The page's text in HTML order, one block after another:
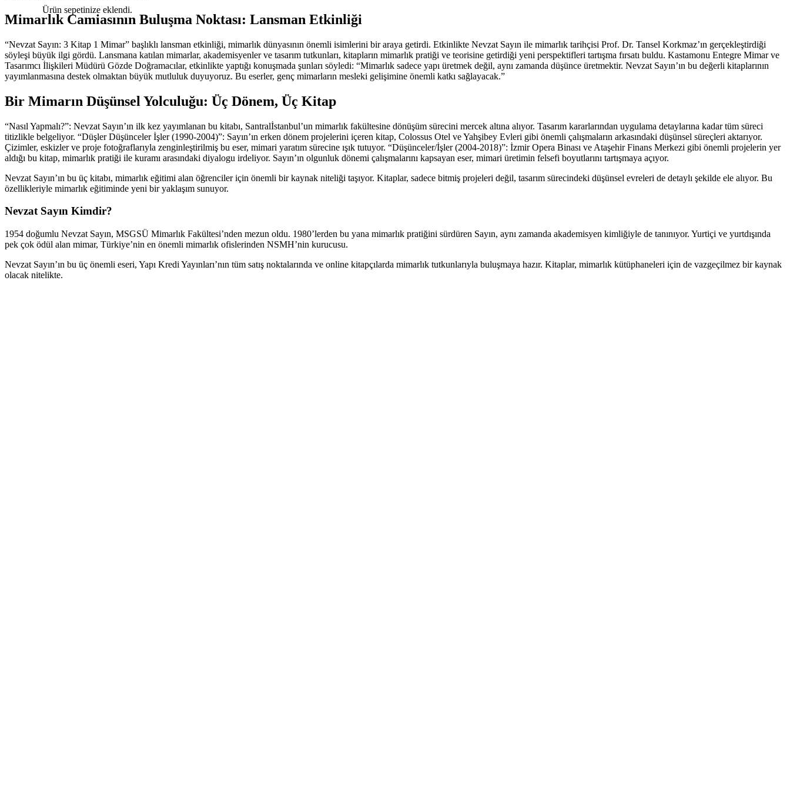
Ürün sepetinize eklendi.
Mimarlık Camiasının Buluşma Noktası: Lansman Etkinliği
“Nevzat Sayın: 3 Kitap 1 Mimar” başlıklı lansman etkinliği, mimarlık dünyasının önemli isimlerini bir araya getirdi. Etkinlikte Nevzat Sayın ile mimarlık tarihçisi Prof. Dr. Tansel Korkmaz’ın gerçekleştirdiği
söyleşi büyük ilgi gördü. Lansmana katılan mimarlar, akademisyenler ve tasarım tutkunları, kitapların mimarlık pratiği ve teorisine getirdiği yeni perspektifleri tartışma fırsatı buldu. Kastamonu Entegre Mimar ve
Tasarımcı İlişkileri Müdürü Gözde Doğramacılar, etkinlikte yaptığı konuşmada şunları söyledi: “Mimarlık sadece yapı üretmek değil, aynı zamanda düşünce üretmektir. Nevzat Sayın’ın bu değerli kitaplarının
yayımlanmasına destek olmaktan büyük mutluluk duyuyoruz. Bu eserler, genç mimarların mesleki gelişimine önemli katkı sağlayacak.”
Bir Mimarın Düşünsel Yolculuğu: Üç Dönem, Üç Kitap
“Nasıl Yapmalı?”: Nevzat Sayın’ın ilk kez yayımlanan bu kitabı, Santralİstanbul’un mimarlık fakültesine dönüşüm sürecini mercek altına alıyor. Tasarım kararlarından uygulama detaylarına kadar tüm süreci
titizlikle belgeliyor. “Düşler Düşünceler İşler (1990-2004)”: Sayın’ın erken dönem projelerini içeren kitap, Colossus Otel ve Yahşibey Evleri gibi önemli çalışmaların arkasındaki düşünsel süreçleri aktarıyor.
Çizimler, eskizler ve proje fotoğraflarıyla zenginleştirilmiş bu eser, mimari yaratım sürecine ışık tutuyor. “Düşünceler/İşler (2004-2018)”: İzmir Opera Binası ve Ataşehir Finans Merkezi gibi önemli projelerin yer
aldığı bu kitap, mimarlık pratiği ile kuramı arasındaki diyalogu irdeliyor. Sayın’ın olgunluk dönemi çalışmalarını kapsayan eser, mimari üretimin felsefi boyutlarını tartışmaya açıyor.
Nevzat Sayın’ın bu üç kitabı, mimarlık eğitimi alan öğrenciler için önemli bir kaynak niteliği taşıyor. Kitaplar, sadece bitmiş projeleri değil, tasarım sürecindeki düşünsel evreleri de detaylı şekilde ele alıyor. Bu
özellikleriyle mimarlık eğitiminde yeni bir yaklaşım sunuyor.
Nevzat Sayın Kimdir?
1954 doğumlu Nevzat Sayın, MSGSÜ Mimarlık Fakültesi’nden mezun oldu. 1980’lerden bu yana mimarlık pratiğini sürdüren Sayın, aynı zamanda akademisyen kimliğiyle de tanınıyor. Yurtiçi ve yurtdışında
pek çok ödül alan mimar, Türkiye’nin en önemli mimarlık ofislerinden NSMH’nin kurucusu.
Nevzat Sayın’ın bu üç önemli eseri, Yapı Kredi Yayınları’nın tüm satış noktalarında ve online kitapçılarda mimarlık tutkunlarıyla buluşmaya hazır. Kitaplar, mimarlık kütüphaneleri için de vazgeçilmez bir kaynak
olacak nitelikte.